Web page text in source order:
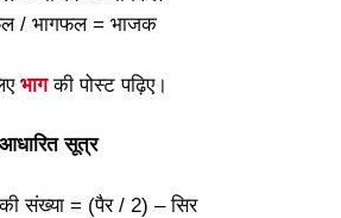
/ भागफल = भाजक
भागकी पोस्ट पढ़िए।
सूत्र
की संख्या = (पैर / 2) – सिर